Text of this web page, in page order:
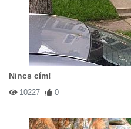
Nincs cím!
10227 0